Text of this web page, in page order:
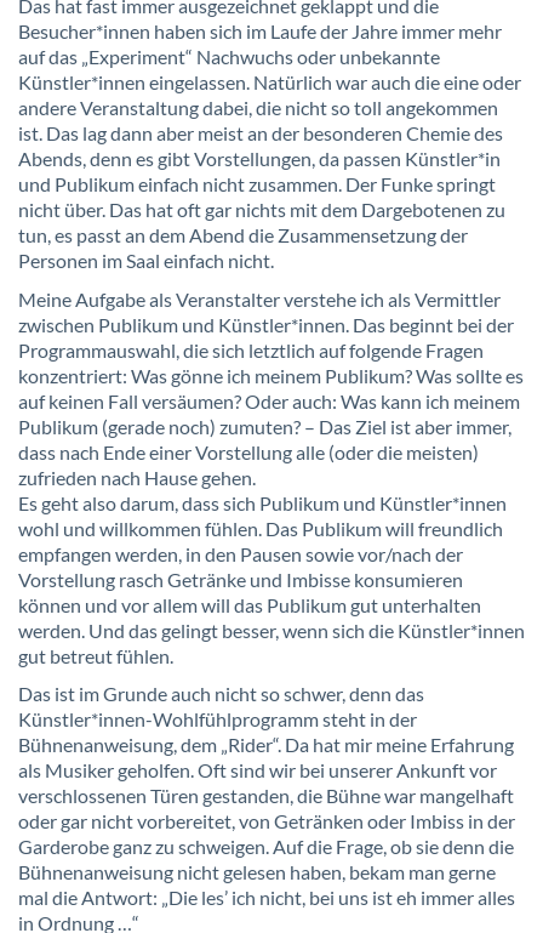
Das hat fast immer ausgezeichnet geklappt und die
Besucher*innen haben sich im Laufe der Jahre immer mehr
auf das „Experiment“ Nachwuchs oder unbekannte
Künstler*innen eingelassen. Natürlich war auch die eine oder
andere Veranstaltung dabei, die nicht so toll angekommen
ist. Das lag dann aber meist an der besonderen Chemie des
Abends, denn es gibt Vorstellungen, da passen Künstler*in
und Publikum einfach nicht zusammen. Der Funke springt
nicht über. Das hat oft gar nichts mit dem Dargebotenen zu
tun, es passt an dem Abend die Zusammensetzung der
Personen im Saal einfach nicht.
Meine Aufgabe als Veranstalter verstehe ich als Vermittler
zwischen Publikum und Künstler*innen. Das beginnt bei der
Programmauswahl, die sich letztlich auf folgende Fragen
konzentriert: Was gönne ich meinem Publikum? Was sollte es
auf keinen Fall versäumen? Oder auch: Was kann ich meinem
Publikum (gerade noch) zumuten? – Das Ziel ist aber immer,
dass nach Ende einer Vorstellung alle (oder die meisten)
zufrieden nach Hause gehen.
Es geht also darum, dass sich Publikum und Künstler*innen
wohl und willkommen fühlen. Das Publikum will freundlich
empfangen werden, in den Pausen sowie vor/nach der
Vorstellung rasch Getränke und Imbisse konsumieren
können und vor allem will das Publikum gut unterhalten
werden. Und das gelingt besser, wenn sich die Künstler*innen
gut betreut fühlen.
Das ist im Grunde auch nicht so schwer, denn das
Künstler*innen-Wohlfühlprogramm steht in der
Bühnenanweisung, dem „Rider“. Da hat mir meine Erfahrung
als Musiker geholfen. Oft sind wir bei unserer Ankunft vor
verschlossenen Türen gestanden, die Bühne war mangelhaft
oder gar nicht vorbereitet, von Getränken oder Imbiss in der
Garderobe ganz zu schweigen. Auf die Frage, ob sie denn die
Bühnenanweisung nicht gelesen haben, bekam man gerne
mal die Antwort: „Die les’ ich nicht, bei uns ist eh immer alles
in Ordnung …“